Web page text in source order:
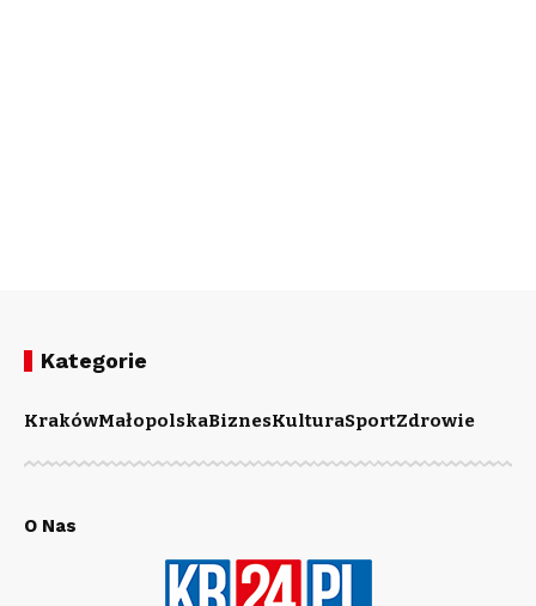
Kategorie
KrakówMałopolskaBiznesKulturaSportZdrowie
O Nas